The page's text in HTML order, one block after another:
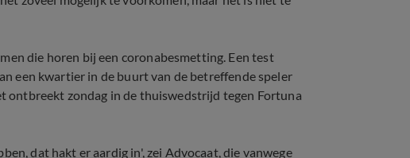
die horen bij een coronabesmetting. Een test
een kwartier in de buurt van de betreffende speler
ontbreekt zondag in de thuiswedstrijd tegen Fortuna
dat hakt er aardig in', zei Advocaat, die vanwege